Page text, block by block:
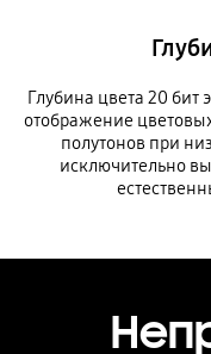
Глубина цвета 20 бит
отображение
полутонов при
исключительно